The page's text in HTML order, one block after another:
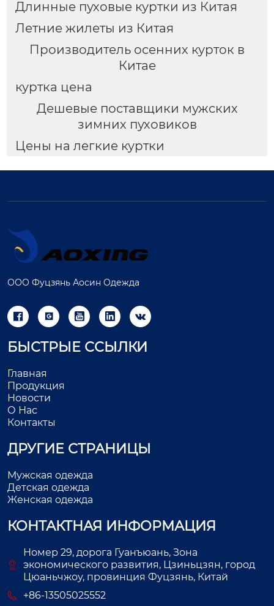
Длинные пуховые куртки из Китая
Летние жилеты из Китая
Производитель осенних курток в
Китае
куртка цена
Дешевые поставщики мужских
зимних пуховиков
Цены на легкие куртки
ООО Фуцзянь Аосин Одежда
    
БЫСТРЫЕ ССЫЛКИ
Главная
Продукция
Новости
О Нас
Контакты
ДРУГИЕ СТРАНИЦЫ
Мужская одежда
Детская одежда
Женская одежда
КОНТАКТНАЯ ИНФОРМАЦИЯ
Номер 29, дорога Гуанъюань, Зона
экономического развития, Цзиньцзян, город
Цюаньчжоу, провинция Фуцзянь, Китай
+86-13505025552